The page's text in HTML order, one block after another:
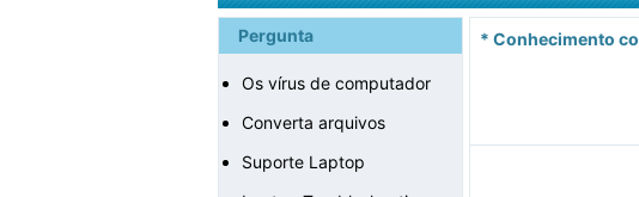
Pergunta
Os vírus de computador
Converta arquivos
Suporte Laptop
* Conhecimento